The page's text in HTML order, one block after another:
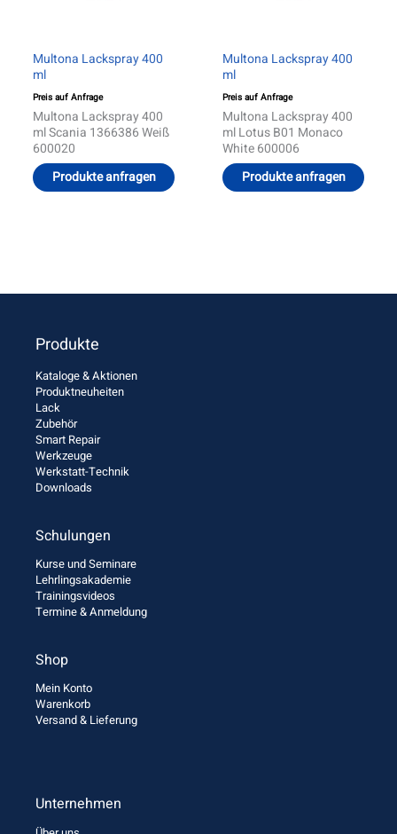
Multona Lackspray 400
ml
Preis auf Anfrage
Multona Lackspray 400
ml Scania 1366386 Weiß
600020
Produkte anfragen
Multona Lackspray 400
ml
Preis auf Anfrage
Multona Lackspray 400
ml Lotus B01 Monaco
White 600006
Produkte anfragen
Produkte
Kataloge & Aktionen
Produktneuheiten
Lack
Zubehör
Smart Repair
Werkzeuge
Werkstatt-Technik
Downloads
Schulungen
Kurse und Seminare
Lehrlingsakademie
Trainingsvideos
Termine & Anmeldung
Shop
Mein Konto
Warenkorb
Versand & Lieferung
Unternehmen